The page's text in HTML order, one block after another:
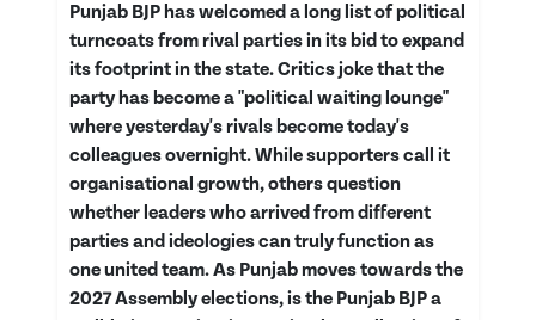
Punjab BJP has welcomed a long list of political
turncoats from rival parties in its bid to expand
its footprint in the state. Critics joke that the
party has become a "political waiting lounge"
where yesterday's rivals become today's
colleagues overnight. While supporters call it
organisational growth, others question
whether leaders who arrived from different
parties and ideologies can truly function as
one united team. As Punjab moves towards the
2027 Assembly elections, is the Punjab BJP a